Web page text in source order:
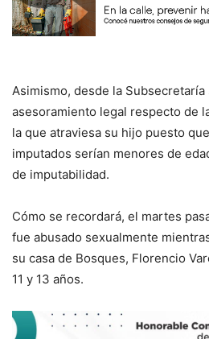
Asimismo, desde la Subsecretaría
asesoramiento legal respecto de
la que atraviesa su hijo puesto
imputados serían menores de
de imputabilidad.
Cómo se recordará, el martes
fue abusado sexualmente
su casa de Bosques, Florencio
11 y 13 años.